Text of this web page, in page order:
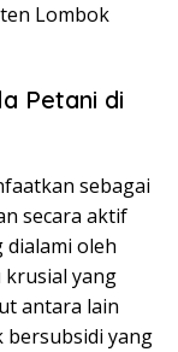
Lombok
Petani di
sebagai
secara aktif
dialami oleh
krusial yang
antara lain
bersubsidi yang